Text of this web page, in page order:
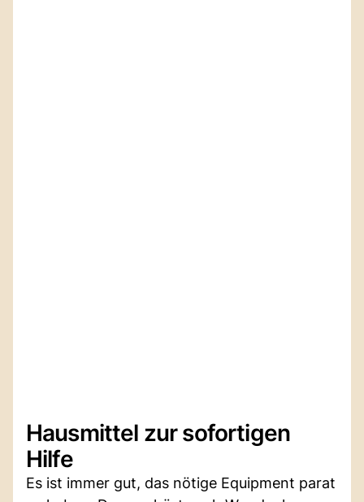
Hausmittel zur sofortigen
Hilfe
Es ist immer gut, das nötige Equipment parat